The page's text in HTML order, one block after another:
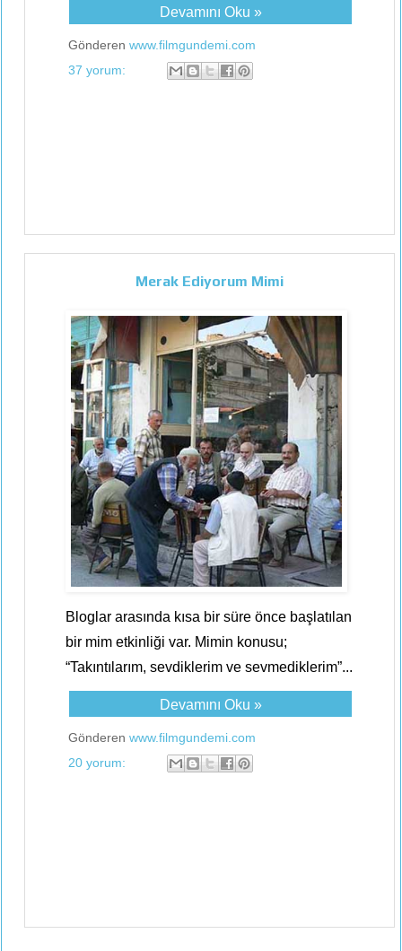
Devamını Oku »
Gönderen www.filmgundemi.com
37 yorum:
Merak Ediyorum Mimi
Bloglar arasında kısa bir süre önce başlatılan
bir mim etkinliği var. Mimin konusu;
“Takıntılarım, sevdiklerim ve sevmediklerim”...
Devamını Oku »
Gönderen www.filmgundemi.com
20 yorum: